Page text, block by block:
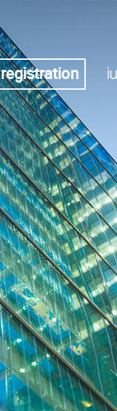
registration